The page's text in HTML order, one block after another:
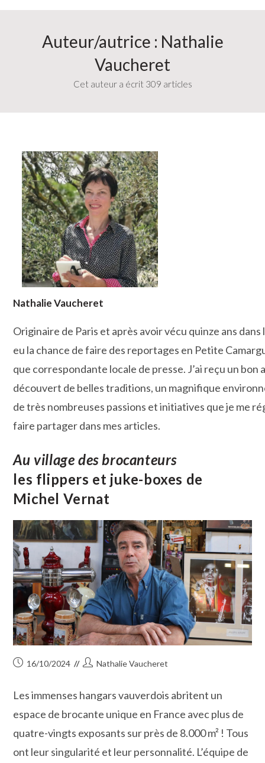
Auteur/autrice : Nathalie
Vaucheret
Cet auteur a écrit 309 articles
Nathalie Vaucheret
Originaire de Paris et après avoir vécu quinze ans dans
eu la chance de faire des reportages en Petite
que correspondante locale de presse. J’ai reçu un bon
découvert de belles traditions, un magnifique
de très nombreuses passions et initiatives que je me
faire partager dans mes articles.
Au village des brocanteurs
les flippers et juke-boxes de
Michel Vernat
Publication
16/10/2024
Auteur/autrice
publication :
Nathalie Vaucheret
Les immenses hangars vauverdois abritent un
espace de brocante unique en France avec plus de
quatre-vingts exposants sur près de 8.000 m² ! Tous
ont leur singularité et leur personnalité. L’équipe de